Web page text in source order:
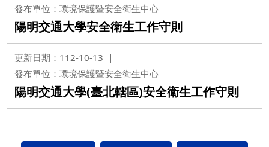
發布單位：環境保護暨安全衛生中心
陽明交通大學安全衛生工作守則
更新日期：112-10-13
發布單位：環境保護暨安全衛生中心
陽明交通大學(臺北轄區)安全衛生工作守則